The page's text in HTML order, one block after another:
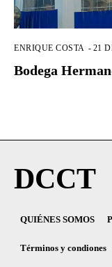
ENRIQUE COSTA - 21
Bodega
DCCT
QUIÉNES SOMOS
Términos y condiones